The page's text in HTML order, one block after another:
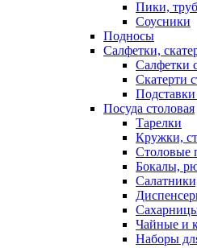
Пики,
Соусники
Подносы
Салфетки,
Салфетки
Скатерти
Посуда столовая
Тарелки
Кружки,
Столовые
Бокалы,
Чайные и
Наборы